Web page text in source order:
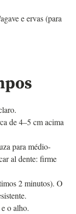
e ervas (para
de 4–5 cm acima
para médio-
al dente: firme
2 minutos). O
o alho.